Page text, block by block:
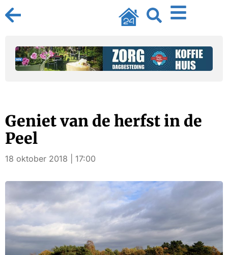
Geniet van de herfst in de
Peel
18 oktober 2018 | 17:00